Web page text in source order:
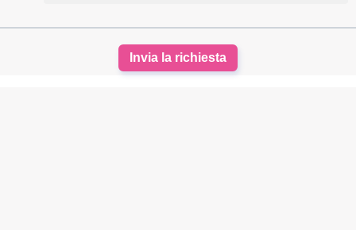
Invia la richiesta